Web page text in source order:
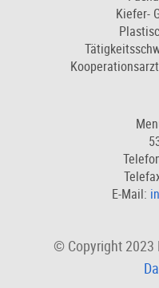
Kiefer-
E-Mail:
© Copyright 2023